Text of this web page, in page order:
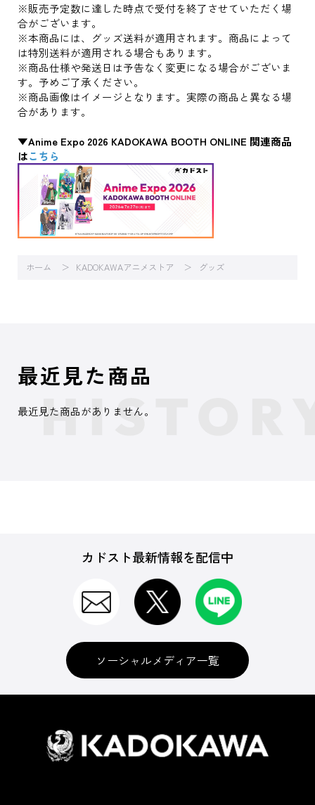
※販売予定数に達した時点で受付を終了させていただく場
合がございます。
※本商品には、グッズ送料が適用されます。商品によって
は特別送料が適用される場合もあります。
※商品仕様や発送日は予告なく変更になる場合がございま
す。予めご了承ください。
※商品画像はイメージとなります。実際の商品と異なる場
合があります。
▼Anime Expo 2026 KADOKAWA BOOTH ONLINE 関連商品
はこちら
ホーム KADOKAWAアニメストア グッズ
最近見た商品
最近見た商品がありません。
カドスト最新情報を配信中
ソーシャルメディア一覧